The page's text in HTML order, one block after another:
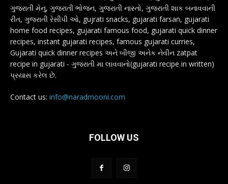
ગુજરાતી મેનુ, ગુજરાતી ભોજન, ગુજરાતી નાસ્તો, ગુજરાતી શાક બનાવવાની
રીત, ગુજરાતી રેસીપી ઓ, gujrati snacks, gujarati farsan, gujarati
home food recipes, gujarati famous food, gujarati quick dinner
recipes, instant gujarati recipes, famous gujarati curries,
Gujarati quick dinner recipes અને બીજી અનેક નેવીન zatpat
recipe in gujarati - ગુજરાતી મા લાવવાનો(gujarati recipe in written)
પ્રયાસ કરેલ છે.
Contact us: info@naradmooni.com
FOLLOW US